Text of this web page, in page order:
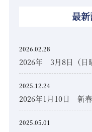
最
2026.02.28
2026年 3月8日（日
2025.12.24
2026年1月10日 新
2025.05.01